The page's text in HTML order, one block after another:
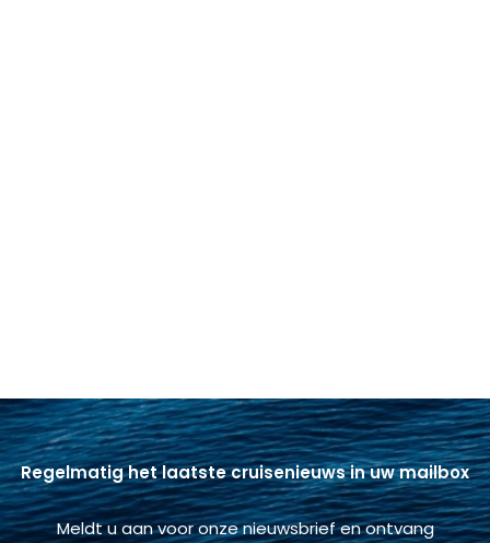
Regelmatig het laatste cruisenieuws in uw mailbox
Meldt u aan voor onze nieuwsbrief en ontvang